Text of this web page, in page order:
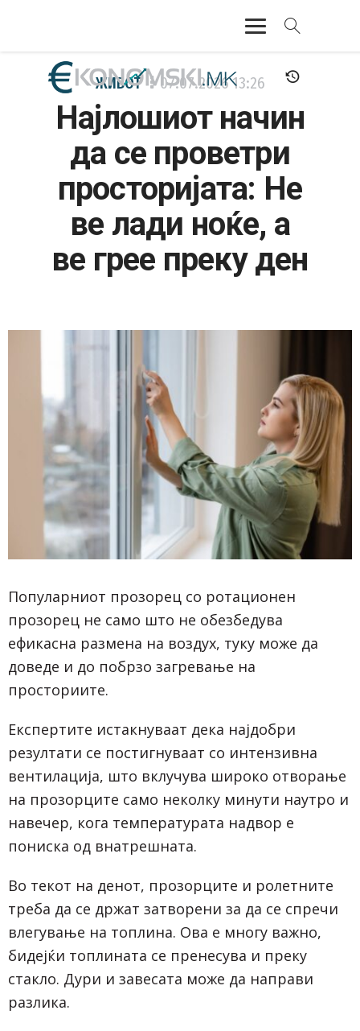
АКТУЕЛНО
ЕКОНОМИЈА
ФИНАНСИИ
БАНКАРСТВО
ЖИВОТ
МОЗАИК
ЖИВОТ 07.07.202613:26
Најлошиот начин
да се проветри
просторијата: Не
ве лади ноќе, а
ве грее преку ден
Популарниот прозорец со ротационен
прозорец не само што не обезбедува
ефикасна размена на воздух, туку може да
доведе и до побрзо загревање на
просториите.
Експертите истакнуваат дека најдобри
резултати се постигнуваат со интензивна
вентилација, што вклучува широко отворање
на прозорците само неколку минути наутро и
навечер, кога температурата надвор е
пониска од внатрешната.
Во текот на денот, прозорците и ролетните
треба да се држат затворени за да се спречи
влегување на топлина. Ова е многу важно,
бидејќи топлината се пренесува и преку
стакло. Дури и завесата може да направи
разлика.